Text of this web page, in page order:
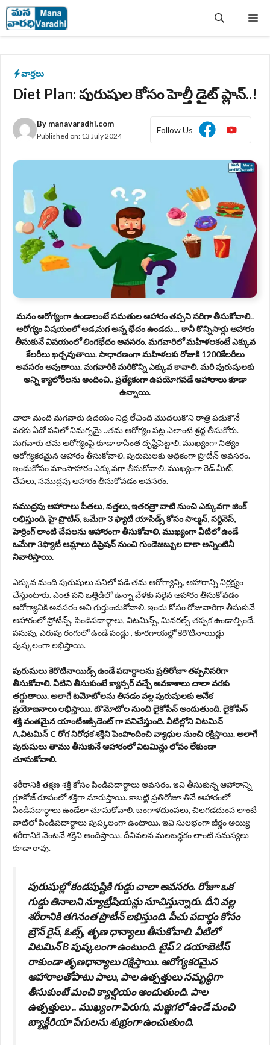
Skip
to
content
వార్తలు
Diet Plan: పురుషుల కోసం హెల్తీ డైట్ ప్లాన్..!
By manavaradhi.com
Published on: 13 July 2024
Follow Us
మనం ఆరోగ్యంగా ఉండాలంటే సమతుల ఆహారం తప్పని సరిగా తీసుకోవాలి..
ఆరోగ్యం విషయంలో ఆడ,మగ అన్న భేదం ఉండదు… కానీ కొన్నిసార్లు ఆహారం
తీసుకునే విషయంలో లింగభేదం అవసరం. మగవారిలో మహిళలకంటే ఎక్కువ
కేలరీలు ఖర్చవుతాయి. సాధారణంగా మహిళలకు రోజుకి 1200కేలరీలు
అవసరం అవుతాయి. మగవారికి మరికొన్ని ఎక్కువ కావాలి. మరి పురుషులకు
అన్ని క్యాలోరీలను అందించి.. ప్రత్యేకంగా ఉపయోగపడే ఆహారాలు కూడా
ఉన్నాయి.
చాలా మంది మగవారు ఉదయం నిద్ర లేచింది మొదలుకొని రాత్రి పడుకొనే
వరకు ఏదో పనిలో నిమగ్నమై ..తమ ఆరోగ్యం పట్ల ఎలాంటి శ్రద్ద తీసుకోరు.
మగవారు తమ ఆరోగ్యంపై కూడా కాసింత దృష్టిపెట్టాలి. ముఖ్యంగా నిత్యం
ఆరోగ్యకరమైన ఆహారం తీసుకోవాలి. పురుషులకు అధికంగా ప్రొటీన్ అవసరం.
ఇందుకోసం మాంసాహారం ఎక్కువగా తీసుకోవాలి. ముఖ్యంగా రెడ్ మీట్,
చేపలు, సముద్రపు ఆహారం తీసుకోవడం అవసరం.
సముద్రపు ఆహారాలు పీతలు, నత్తలు, ఇతరత్రా వాటి నుంచి ఎక్కువగా జింక్
లభిస్తుంది. హై ప్రొటీన్, ఒమేగా 3 ఫ్యాటీ యాసిడ్స్ కోసం సాల్మన్, సర్దినెస్,
హెర్రింగ్ లాంటి చేపలను ఆహారంగా తీసుకోవాలి. ముఖ్యంగా వీటిలో ఉండే
ఒమేగా 3ఫ్యాటీ ఆమ్లాలు డిప్రెషన్ నుంచి గుండెజబ్బుల దాకా అన్నింటినీ
నివారిస్తాయి.
ఎక్కువ మంది పురుషులు పనిలో పడి తమ ఆరోగ్యాన్ని, ఆహారాన్ని నిర్లక్ష్యం
చేస్తుంటారు. ఎంత పని ఒత్తిడిలో ఉన్నా వేళకు సరైన ఆహారం తీసుకోవడం
ఆరోగ్యానికి అవసరం అని గుర్తుంచుకోవాలి. ఇందు కోసం రోజువారిగా తీసుకునే
ఆహారంలో ప్రోటీన్స్, పిండిపదార్థాలు, విటమిన్స్, మినరల్స్ తప్పక ఉండాల్సిందే.
పసుపు, ఎరుపు రంగులో ఉండే పండ్లు , కూరగాయల్లో కెరొటినాయిడ్లు
పుష్కలంగా లభిస్తాయి.
పురుషులు కెరొటినాయిడ్స్ ఉండే పదార్థాలను ప్రతిరోజూ తప్పనిసరిగా
తీసుకోవాలి. వీటిని తీసుకుంటే క్యాన్సర్ వచ్చే అవకాశాలు చాలా వరకు
తగ్గుతాయి. అలాగే టమోటోలను తినడం వల్ల పురుషులకు అనేక
ప్రయోజనాలు లభిస్తాయి. టొమోటోల నుంచి లైకోపీన్ అందుతుంది. లైకోపీన్
శక్తి వంతమైన యాంటీఆక్సిడెంట్ గా పనిచేస్తుంది. వీటిల్లోని విటమిన్
A,విటమిన్ C రోగ నిరోధక శక్తిని పెంపొందించి వ్యాధుల నుంచి రక్షిస్తాయి. అలాగే
పురుషులు తాము తీసుకునే ఆహారంలో విటమిన్లు లోపం లేకుండా
చూసుకోవాలి.
శరీరానికి తక్షణ శక్తి కోసం పిండిపదార్ధాలు అవసరం. ఇవి తీసుకున్న ఆహారాన్ని
గ్లూకోజ్ రూపంలో శక్తిగా మారుస్తాయి. కాబట్టి ప్రతిరోజూ తినే ఆహారంలో
పిండిపదార్ధాలు ఉండేలా చూసుకోవాలి. బంగాళదుంపలు, చిలగడదుంప లాంటి
వాటిలో పిండిపదార్ధాలు పుష్కలంగా ఉంటాయి. ఇవి సులభంగా జీర్ణం అయ్యి
శరీరానికి వెంటనే శక్తిని అందిస్తాయి. దీనివలన మలబద్ధకం లాంటి సమస్యలు
కూడా రావు.
పురుషుల్లో కండపుష్టికి గుడ్డు చాలా అవసరం. రోజూ ఒక
గుడ్డు తినాలని న్యూట్రీషియన్లు సూచిస్తున్నారు. దీని వల్ల
శరీరానికి తగినంత ప్రొటీన్ లభిస్తుంది. పీచు పదార్థం కోసం
బ్రౌన్ రైస్, ఓట్స్, తృణ ధాన్యాలు తీసుకోవాలి. వీటిలో
విటమిన్ B పుష్కలంగా ఉంటుంది. టైప్ 2 డయాబెటీస్
రాకుండా తృణధాన్యాలు రక్షిస్తాయి. ఆరోగ్యకరమైన
ఆహారాలతోపాటు పాలు, పాల ఉత్పత్తులు సమృద్ధిగా
తీసుకుంటే మంచి క్యాల్షియం అందుతుంది. పాల
ఉత్పత్తులు .. ముఖ్యంగా పెరుగు, మజ్జిగలో ఉండే మంచి
బ్యాక్టీరియా పేగులను శుభ్రంగా ఉంచుతుంది.